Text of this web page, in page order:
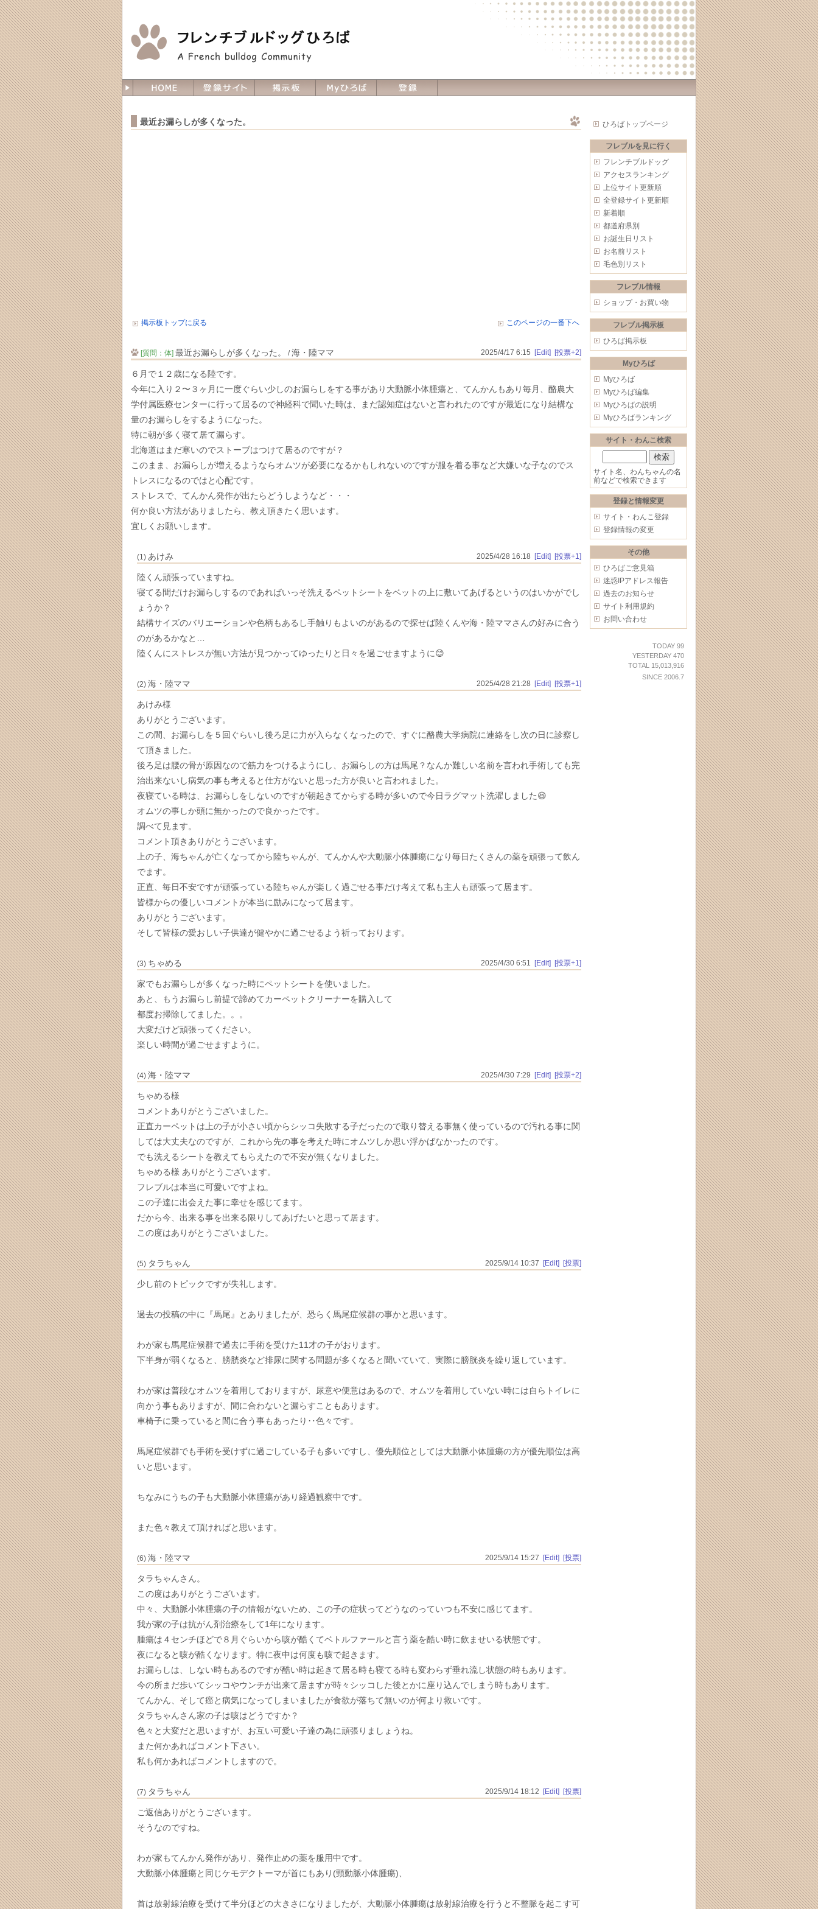
ひろばトップページ
フレブルを見に行く
フレンチブルドッグ
アクセスランキング
上位サイト更新順
全登録サイト更新順
新着順
都道府県別
お誕生日リスト
お名前リスト
毛色別リスト
フレブル情報
ショップ・お買い物
フレブル掲示板
ひろば掲示板
Myひろば
Myひろば
Myひろば編集
Myひろばの説明
Myひろばランキング
サイト・わんこ検索
サイト名、わんちゃんの名
前などで検索できます
登録と情報変更
サイト・わんこ登録
登録情報の変更
その他
ひろばご意見箱
迷惑IPアドレス報告
過去のお知らせ
サイト利用規約
お問い合わせ
TODAY 99
YESTERDAY 470
TOTAL 15,013,916
SINCE 2006.7
最近お漏らしが多くなった。
掲示板トップに戻る このページの一番下へ
[質問：体] 最近お漏らしが多くなった。 /海・陸ママ 2025/4/17 6:15 [Edit] [投票+2]
６月で１２歳になる陸です。
今年に入り２〜３ヶ月に一度ぐらい少しのお漏らしをする事があり大動脈小体腫瘍と、てんかんもあり毎月、酪農大
学付属医療センターに行って居るので神経科で聞いた時は、まだ認知症はないと言われたのですが最近になり結構な
量のお漏らしをするようになった。
特に朝が多く寝て居て漏らす。
北海道はまだ寒いのでストーブはつけて居るのですが？
このまま、お漏らしが増えるようならオムツが必要になるかもしれないのですが服を着る事など大嫌いな子なのでス
トレスになるのではと心配です。
ストレスで、てんかん発作が出たらどうしようなど・・・
何か良い方法がありましたら、教え頂きたく思います。
宜しくお願いします。
(1) あけみ 2025/4/28 16:18 [Edit] [投票+1]
陸くん頑張っていますね。
寝てる間だけお漏らしするのであればいっそ洗えるペットシートをベットの上に敷いてあげるというのはいかがでし
ょうか？
結構サイズのバリエーションや色柄もあるし手触りもよいのがあるので探せば陸くんや海・陸ママさんの好みに合う
のがあるかなと…
陸くんにストレスが無い方法が見つかってゆったりと日々を過ごせますように😊
(2) 海・陸ママ 2025/4/28 21:28 [Edit] [投票+1]
あけみ様
ありがとうございます。
この間、お漏らしを５回ぐらいし後ろ足に力が入らなくなったので、すぐに酪農大学病院に連絡をし次の日に診察し
て頂きました。
後ろ足は腰の骨が原因なので筋力をつけるようにし、お漏らしの方は馬尾？なんか難しい名前を言われ手術しても完
治出来ないし病気の事も考えると仕方がないと思った方が良いと言われました。
夜寝ている時は、お漏らしをしないのですが朝起きてからする時が多いので今日ラグマット洗濯しました😆
オムツの事しか頭に無かったので良かったです。
調べて見ます。
コメント頂きありがとうございます。
上の子、海ちゃんが亡くなってから陸ちゃんが、てんかんや大動脈小体腫瘍になり毎日たくさんの薬を頑張って飲ん
でます。
正直、毎日不安ですが頑張っている陸ちゃんが楽しく過ごせる事だけ考えて私も主人も頑張って居ます。
皆様からの優しいコメントが本当に励みになって居ます。
ありがとうございます。
そして皆様の愛おしい子供達が健やかに過ごせるよう祈っております。
(3) ちゃめる 2025/4/30 6:51 [Edit] [投票+1]
家でもお漏らしが多くなった時にペットシートを使いました。
あと、もうお漏らし前提で諦めてカーペットクリーナーを購入して
都度お掃除してました。。。
大変だけど頑張ってください。
楽しい時間が過ごせますように。
(4) 海・陸ママ 2025/4/30 7:29 [Edit] [投票+2]
ちゃめる様
コメントありがとうございました。
正直カーペットは上の子が小さい頃からシッコ失敗する子だったので取り替える事無く使っているので汚れる事に関
しては大丈夫なのですが、これから先の事を考えた時にオムツしか思い浮かばなかったのです。
でも洗えるシートを教えてもらえたので不安が無くなりました。
ちゃめる様 ありがとうございます。
フレブルは本当に可愛いですよね。
この子達に出会えた事に幸せを感じてます。
だから今、出来る事を出来る限りしてあげたいと思って居ます。
この度はありがとうございました。
(5) タラちゃん 2025/9/14 10:37 [Edit] [投票]
少し前のトピックですが失礼します。
過去の投稿の中に『馬尾』とありましたが、恐らく馬尾症候群の事かと思います。
わが家も馬尾症候群で過去に手術を受けた11才の子がおります。
下半身が弱くなると、膀胱炎など排尿に関する問題が多くなると聞いていて、実際に膀胱炎を繰り返しています。
わが家は普段なオムツを着用しておりますが、尿意や便意はあるので、オムツを着用していない時には自らトイレに
向かう事もありますが、間に合わないと漏らすこともあります。
車椅子に乗っていると間に合う事もあったり‥色々です。
馬尾症候群でも手術を受けずに過ごしている子も多いですし、優先順位としては大動脈小体腫瘍の方が優先順位は高
いと思います。
ちなみにうちの子も大動脈小体腫瘍があり経過観察中です。
また色々教えて頂ければと思います。
(6) 海・陸ママ 2025/9/14 15:27 [Edit] [投票]
タラちゃんさん。
この度はありがとうございます。
中々、大動脈小体腫瘍の子の情報がないため、この子の症状ってどうなのっていつも不安に感じてます。
我が家の子は抗がん剤治療をして1年になります。
腫瘍は４センチほどで８月ぐらいから咳が酷くてベトルファールと言う薬を酷い時に飲ませいる状態です。
夜になると咳が酷くなります。特に夜中は何度も咳で起きます。
お漏らしは、しない時もあるのですが酷い時は起きて居る時も寝てる時も変わらず垂れ流し状態の時もあります。
今の所まだ歩いてシッコやウンチが出来て居ますが時々シッコした後とかに座り込んでしまう時もあります。
てんかん、そして癌と病気になってしまいましたが食欲が落ちて無いのが何より救いです。
タラちゃんさん家の子は咳はどうですか？
色々と大変だと思いますが、お互い可愛い子達の為に頑張りましょうね。
また何かあればコメント下さい。
私も何かあればコメントしますので。
(7) タラちゃん 2025/9/14 18:12 [Edit] [投票]
ご返信ありがとうございます。
そうなのですね。
わが家もてんかん発作があり、発作止めの薬を服用中です。
大動脈小体腫瘍と同じケモデクトーマが首にもあり(頸動脈小体腫瘍)、
首は放射線治療を受けて半分ほどの大きさになりましたが、大動脈小体腫瘍は放射線治療を行うと不整脈を起こす可